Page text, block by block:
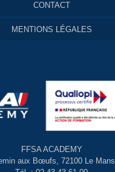
CONTACT
MENTIONS LÉGALES
FFSA ACADEMY
aux Bœufs, 72100 Le Mans